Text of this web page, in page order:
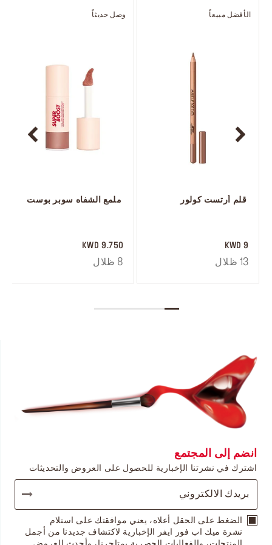
وصل حديثاً
ملمع الشفاه سوبر بوست
9.750 KWD
8 ظلال
الأفضل مبيعاً
قلم أرتست كولور
9 KWD
13 ظلال
انضم إلى المجتمع
اشترك في نشرتنا الإخبارية للحصول على العروض والتحديثات
الضغط على الحقل أعلاه، يعني موافقتك على استلام
نشرة ميك اب فور ايفر الإخبارية لاكتشاف جديدنا من أجمل